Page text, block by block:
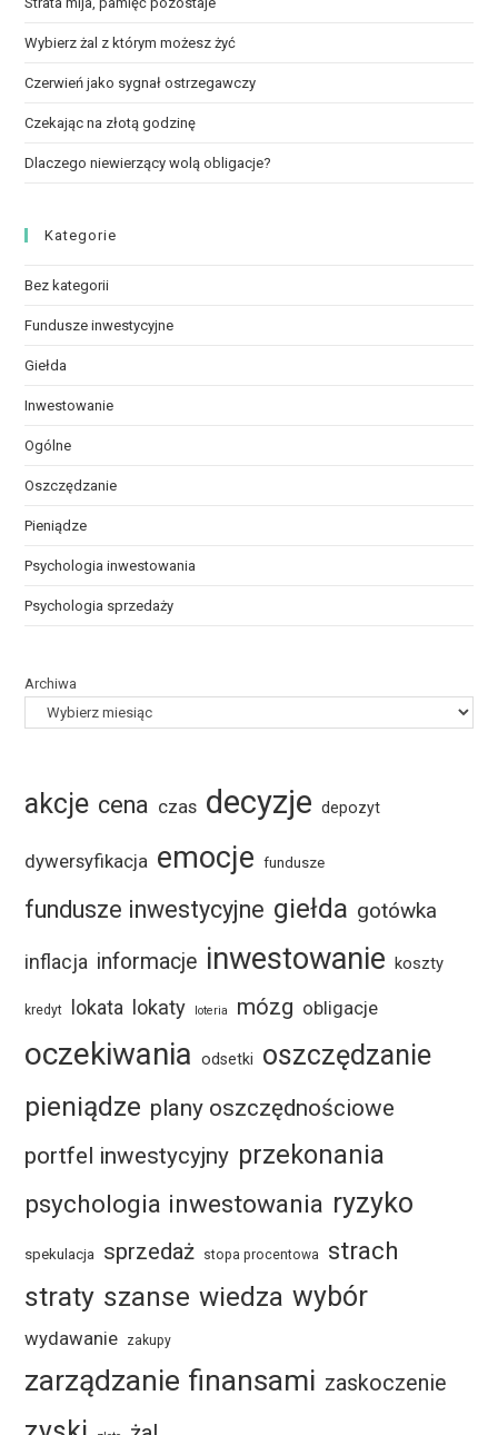
Wybierz żal z którym możesz żyć
Czerwień jako sygnał ostrzegawczy
Czekając na złotą godzinę
Dlaczego niewierzący wolą obligacje?
Kategorie
Bez kategorii
Fundusze inwestycyjne
Giełda
Inwestowanie
Ogólne
Oszczędzanie
Pieniądze
Psychologia inwestowania
Psychologia sprzedaży
Archiwa
akcje cena czas decyzje depozyt
dywersyfikacja emocje fundusze
fundusze inwestycyjne giełda gotówka
inflacja informacje inwestowanie koszty
kredyt lokata lokaty loteria mózg obligacje
oczekiwania odsetki
oszczędzanie
pieniądze plany oszczędnościowe
portfel inwestycyjny przekonania
psychologia inwestowania ryzyko
spekulacja sprzedaż stopa procentowa strach
straty szanse wiedza wybór
wydawanie zakupy
zarządzanie finansami zaskoczenie